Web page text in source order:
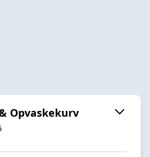
Opvaskekurv